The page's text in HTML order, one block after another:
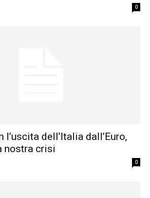
0
l’uscita dell’Italia dall’Euro,
nostra crisi
0